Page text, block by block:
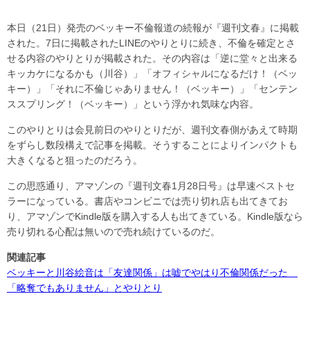
本日（21日）発売のベッキー不倫報道の続報が『週刊文春』に掲載
された。7日に掲載されたLINEのやりとりに続き、不倫を確定とさ
せる内容のやりとりが掲載された。その内容は「逆に堂々と出来る
キッカケになるかも（川谷）」「オフィシャルになるだけ！（ベッ
キー）」「それに不倫じゃありません！（ベッキー）」「センテン
ススプリング！（ベッキー）」という浮かれ気味な内容。
このやりとりは会見前日のやりとりだが、週刊文春側があえて時期
をずらし数段構えで記事を掲載。そうすることによりインパクトも
大きくなると狙ったのだろう。
この思惑通り、アマゾンの『週刊文春1月28日号』は早速ベストセ
ラーになっている。書店やコンビニでは売り切れ店も出てきてお
り、アマゾンでKindle版を購入する人も出てきている。Kindle版なら
売り切れる心配は無いので売れ続けているのだ。
関連記事
ベッキーと川谷絵音は「友達関係」は嘘でやはり不倫関係だった
「略奪でもありません」とやりとり